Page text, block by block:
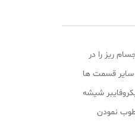
اجسام ریز را در
سایر قسمت ها
شیشه
نمودن